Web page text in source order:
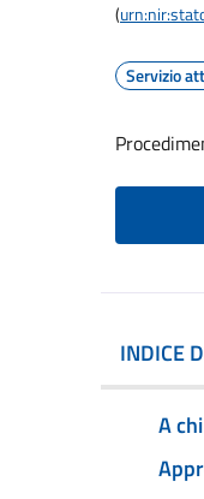
(
Servizio
INDICE
A